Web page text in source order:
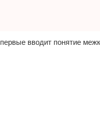
вводит понятие